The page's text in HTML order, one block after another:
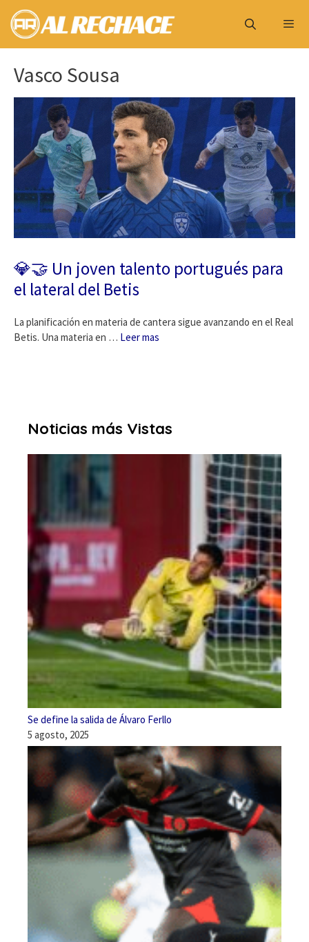
Saltar
contenido
Vasco Sousa
💎🤝 Un joven talento portugués para
el lateral del Betis
La planificación en materia de cantera sigue avanzando en el Real
Betis. Una materia en … Leer mas
Noticias más Vistas
Se define la salida de Álvaro Ferllo
5 agosto, 2025